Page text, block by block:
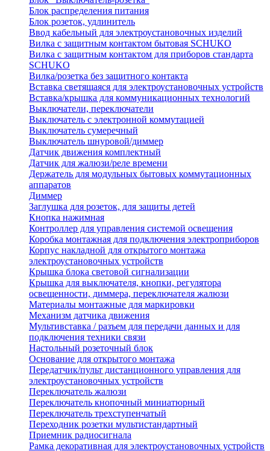
Блок распределения питания
Блок розеток, удлинитель
Ввод кабельный для электроустановочных изделий
Вилка с защитным контактом бытовая SCHUKO
Вилка с защитным контактом для приборов стандарта
SCHUKO
Вилка/розетка без защитного контакта
Вставка светящаяся для электроустановочных устройств
Вставка/крышка для коммуникационных технологий
Выключатели, переключатели
Выключатель с электронной коммутацией
Выключатель сумеречный
Выключатель шнуровой/диммер
Датчик движения комплектный
Датчик для жалюзи/реле времени
Держатель для модульных бытовых коммутационных
аппаратов
Диммер
Заглушка для розеток, для защиты детей
Кнопка нажимная
Контроллер для управления системой освещения
Коробка монтажная для подключения электроприборов
Корпус накладной для открытого монтажа
электроустановочных устройств
Крышка блока световой сигнализации
Крышка для выключателя, кнопки, регулятора
освещенности, диммера, переключателя жалюзи
Материалы монтажные для маркировки
Механизм датчика движения
Мультивставка / разъем для передачи данных и для
подключения техники связи
Настольный розеточный блок
Основание для открытого монтажа
Передатчик/пульт дистанционного управления для
электроустановочных устройств
Переключатель жалюзи
Переключатель кнопочный миниатюрный
Переключатель трехступенчатый
Переходник розетки мультистандартный
Приемник радиосигнала
Рамка декоративная для электроустановочных устройств